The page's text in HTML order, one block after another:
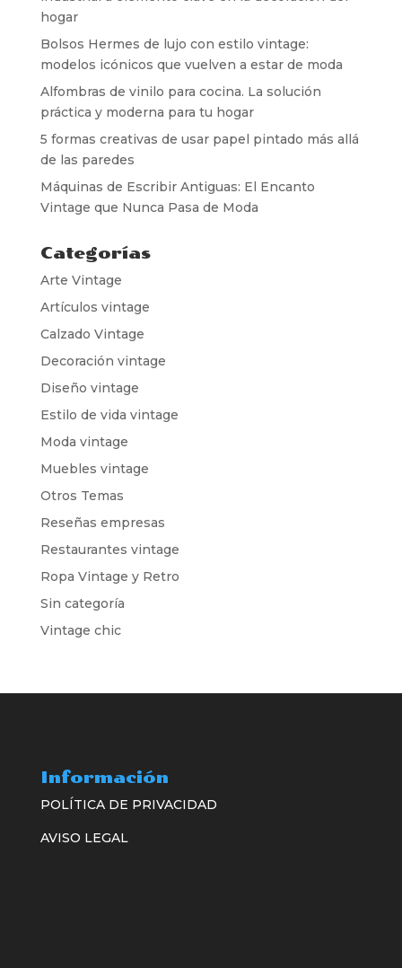
hogar
Bolsos Hermes de lujo con estilo vintage:
modelos icónicos que vuelven a estar de moda
Alfombras de vinilo para cocina. La solución
práctica y moderna para tu hogar
5 formas creativas de usar papel pintado más allá
de las paredes
Máquinas de Escribir Antiguas: El Encanto
Vintage que Nunca Pasa de Moda
Categorías
Arte Vintage
Artículos vintage
Calzado Vintage
Decoración vintage
Diseño vintage
Estilo de vida vintage
Moda vintage
Muebles vintage
Otros Temas
Reseñas empresas
Restaurantes vintage
Ropa Vintage y Retro
Sin categoría
Vintage chic
Información
POLÍTICA DE PRIVACIDAD
AVISO LEGAL